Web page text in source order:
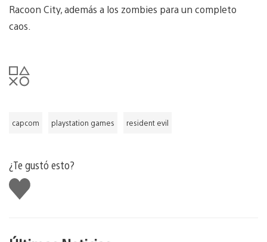
Racoon City, además a los zombies para un completo
caos.
capcom playstation games resident evil
¿Te gustó esto?
Me
gusta